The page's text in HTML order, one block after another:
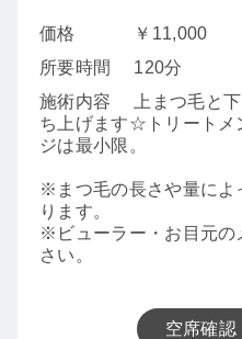
価格
￥11,000
所要時間
120分
施術内容
上まつ毛と
ち上げます☆トリートメ
ジは最小限。
※まつ毛の長さや量によ
ります。
※ビューラー・お目元の
さい。
空席確認